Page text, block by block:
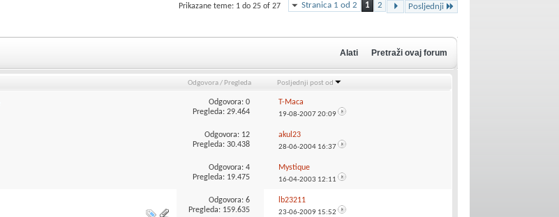
Stranica 1 od 2 1 2 Posljednji
Prikazane teme: 1 do 25 of 27
Alati Pretraži ovaj forum
Odgovora/ Pregleda Posljednji post od
Odgovora: 0
Pregleda: 29.464
T-Maca
19-08-200720:09
Odgovora: 12
Pregleda: 30.438
akul23
28-06-2004 16:37
Odgovora: 4
Pregleda: 19.475
Mystique
16-04-2003 12:11
Odgovora: 6
Pregleda: 159.635
lb23211
23-06-2009 15:52